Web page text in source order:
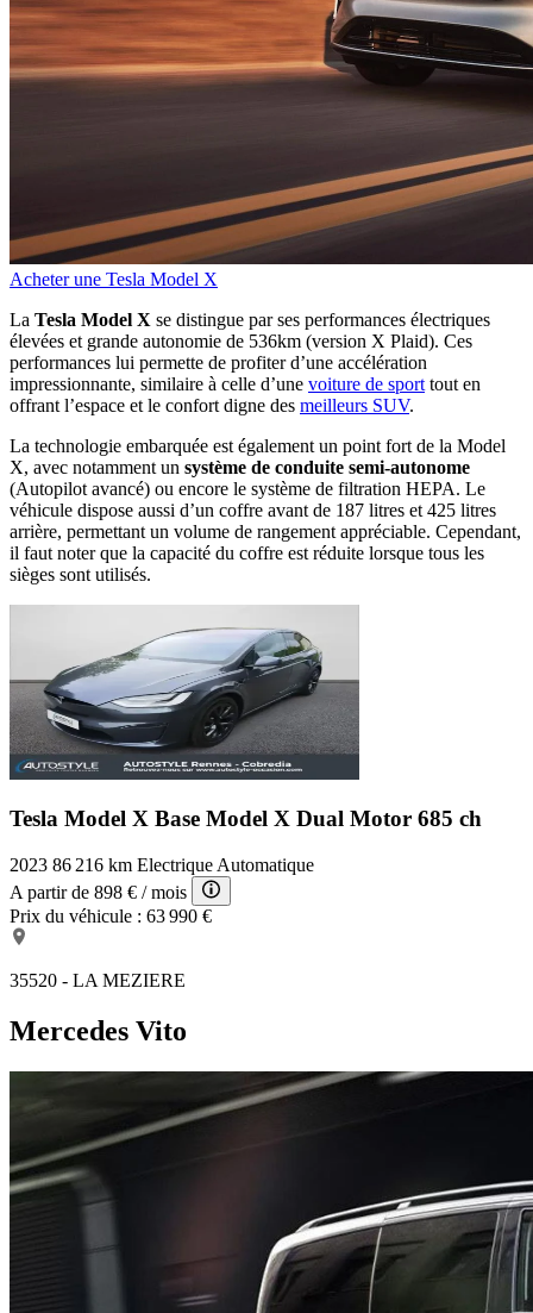
Acheter une Tesla Model X
La Tesla Model X se distingue par ses performances électriques
élevées et grande autonomie de 536km (version X Plaid). Ces
performances lui permette de profiter d’une accélération
impressionnante, similaire à celle d’une voiture de sport tout en
offrant l’espace et le confort digne des meilleurs SUV.
La technologie embarquée est également un point fort de la Model
X, avec notamment un système de conduite semi-autonome
(Autopilot avancé) ou encore le système de filtration HEPA. Le
véhicule dispose aussi d’un coffre avant de 187 litres et 425 litres
arrière, permettant un volume de rangement appréciable. Cependant,
il faut noter que la capacité du coffre est réduite lorsque tous les
sièges sont utilisés.
Tesla Model X Base Model X Dual Motor 685 ch
2023 86 216 km Electrique Automatique
A partir de 898 € / mois
Prix du véhicule : 63 990 €
35520 - LA MEZIERE
Mercedes Vito